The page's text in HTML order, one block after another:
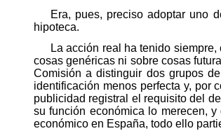
Era, pues, preciso adoptar uno
hipoteca.
La acción real ha tenido
cosas genéricas ni sobre cosas
Comisión a distinguir dos grupos
identificación menos perfecta y, por
publicidad registral el requisito del
su función económica lo merecen,
económico en España, todo ello